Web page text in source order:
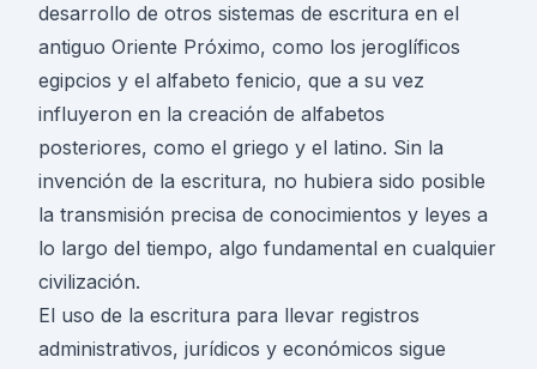
desarrollo de otros sistemas de escritura en el
antiguo Oriente Próximo, como los jeroglíficos
egipcios y el alfabeto fenicio, que a su vez
influyeron en la creación de alfabetos
posteriores, como el griego y el latino. Sin la
invención de la escritura, no hubiera sido posible
la transmisión precisa de conocimientos y leyes a
lo largo del tiempo, algo fundamental en cualquier
civilización.
El uso de la escritura para llevar registros
administrativos, jurídicos y económicos sigue